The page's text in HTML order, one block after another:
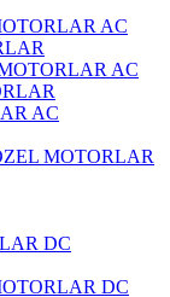
AC
AC
AC
MOTORLAR
DC
DC